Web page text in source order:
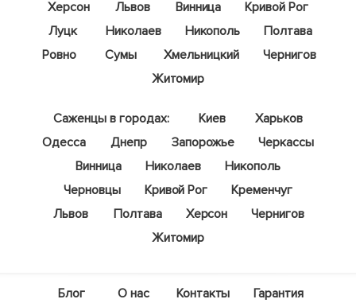
Херсон
Львов Винница
Кривой Рог
Луцк
Николаев Никополь
Полтава
Ровно
Сумы Хмельницкий
Чернигов
Житомир
Саженцы в городах: Киев
Харьков
Одесса
Днепр Запорожье
Черкассы
Винница
Николаев
Никополь
Черновцы
Кривой Рог
Кременчуг
Львов
Полтава Херсон
Чернигов
Житомир
Блог О нас Контакты
Гарантия